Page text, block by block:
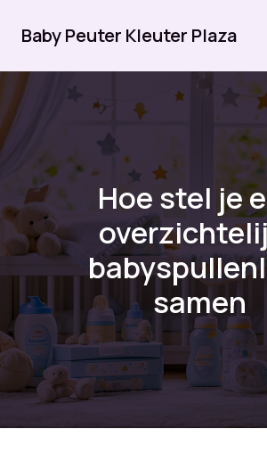
naar
inhoud
Baby Peuter Kleuter Plaza
Hoe stel je
samen